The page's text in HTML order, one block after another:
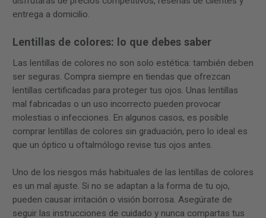
entrega a domicilio.
Lentillas de colores: lo que debes saber
Las lentillas de colores no son solo estética: también deben
ser seguras. Compra siempre en tiendas que ofrezcan
lentillas certificadas para proteger tus ojos. Unas lentillas
mal fabricadas o un uso incorrecto pueden provocar
molestias o infecciones. En algunos casos, es posible
comprar lentillas de colores sin graduación, pero lo ideal es
que un óptico u oftalmólogo revise tus ojos antes.
Uno de los riesgos más habituales de las lentillas de colores
es un mal ajuste. Si no se adaptan a la forma de tu ojo,
pueden causar irritación o visión borrosa. Asegúrate de
seguir las instrucciones de cuidado y nunca compartas tus